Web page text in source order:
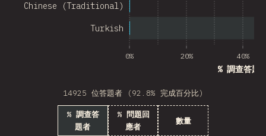
Taiwan
South Africa
0% 20% 40%
% 調查答題
Turkish
Chinese (Traditional)
14925 位答題者 (92.8% 完成百分比)
% 調查答
題者
% 問題回
應者
數量